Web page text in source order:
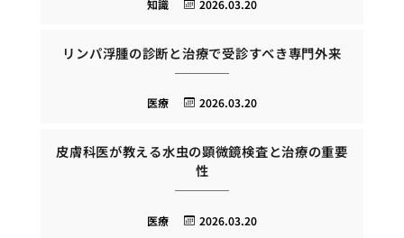
2026.03.20
知識
リンパ浮腫の診断と治療で受診すべき専門外来
2026.03.20
医療
皮膚科医が教える水虫の顕微鏡検査と治療の重要
性
2026.03.20
医療